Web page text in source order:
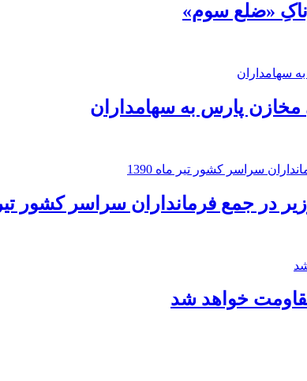
«ضلع سوم»
پارس به سهامداران
جمع فرمانداران سراسر کشور تیر
خواهد شد